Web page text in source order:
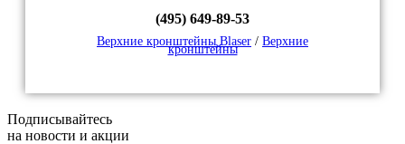
(495) 649-89-53
Верхние кронштейны Blaser / Верхние
кронштейны
Подписывайтесь
на новости и акции